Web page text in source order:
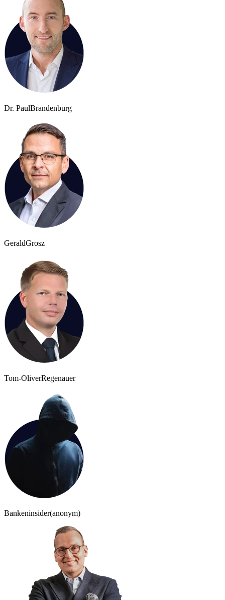
Dr. PaulBrandenburg
GeraldGrosz
Tom-OliverRegenauer
Bankeninsider(anonym)